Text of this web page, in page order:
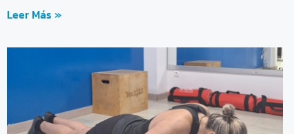
Leer Más »